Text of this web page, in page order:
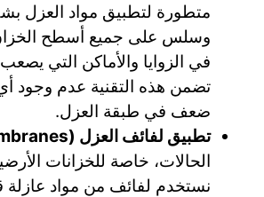
متطورة لتطبيق مواد العزل
وسلس على جميع أسطح الخزان
في الزوايا والأماكن التي
تضمن هذه التقنية عدم وجود
ضعف في طبقة العزل.
تطبيق لفائف العزل (Membranes):
الحالات، خاصة للخزانات
نستخدم لفائف من مواد عازلة